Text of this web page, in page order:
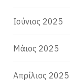
Ιούνιος 2025
Μάιος 2025
Απρίλιος 2025